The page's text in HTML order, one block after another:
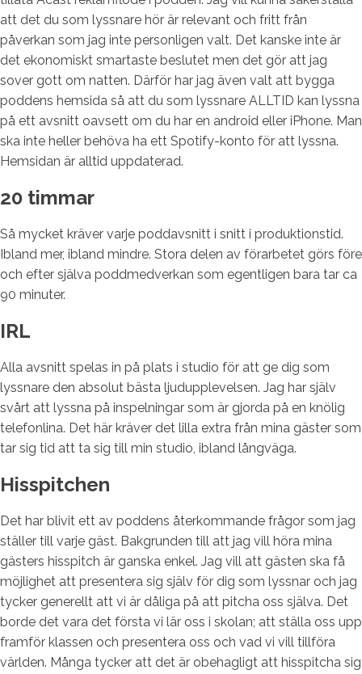
att det du som lyssnare hör är relevant och fritt från
påverkan som jag inte personligen valt. Det kanske inte är
det ekonomiskt smartaste beslutet men det gör att jag
sover gott om natten. Därför har jag även valt att bygga
poddens hemsida så att du som lyssnare ALLTID kan lyssna
på ett avsnitt oavsett om du har en android eller iPhone. Man
ska inte heller behöva ha ett Spotify-konto för att lyssna.
Hemsidan är alltid uppdaterad.
20 timmar
Så mycket kräver varje poddavsnitt i snitt i produktionstid.
Ibland mer, ibland mindre. Stora delen av förarbetet görs före
och efter själva poddmedverkan som egentligen bara tar ca
90 minuter.
IRL
Alla avsnitt spelas in på plats i studio för att ge dig som
lyssnare den absolut bästa ljudupplevelsen. Jag har själv
svårt att lyssna på inspelningar som är gjorda på en knölig
telefonlina. Det här kräver det lilla extra från mina gäster som
tar sig tid att ta sig till min studio, ibland långväga.
Hisspitchen
Det har blivit ett av poddens återkommande frågor som jag
ställer till varje gäst. Bakgrunden till att jag vill höra mina
gästers hisspitch är ganska enkel. Jag vill att gästen ska få
möjlighet att presentera sig själv för dig som lyssnar och jag
tycker generellt att vi är dåliga på att pitcha oss själva. Det
borde det vara det första vi lär oss i skolan; att ställa oss upp
framför klassen och presentera oss och vad vi vill tillföra
världen. Många tycker att det är obehagligt att hisspitcha sig